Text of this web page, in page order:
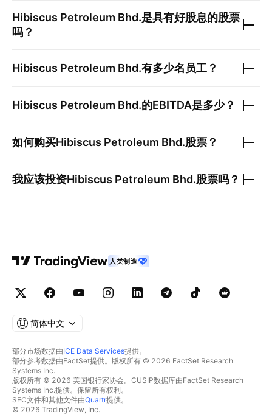
Hibiscus Petroleum Bhd.是具有好股息的股票
吗？
Hibiscus Petroleum Bhd.有多少名员工？
Hibiscus Petroleum Bhd.的EBITDA是多少？
如何购买Hibiscus Petroleum Bhd.股票？
我应该投资Hibiscus Petroleum Bhd.股票吗？
人类制造
简体中文
部分市场数据由ICE Data Services提供。
部分参考数据由FactSet提供。版权所有 © 2026 FactSet Research
Systems Inc.
版权所有 © 2026 美国银行家协会。CUSIP数据库由FactSet Research
Systems Inc.提供。保留所有权利。
SEC文件和其他文件由Quartr提供。
© 2026 TradingView, Inc.